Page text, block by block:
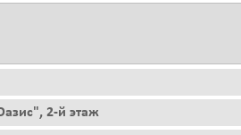
2-й этаж